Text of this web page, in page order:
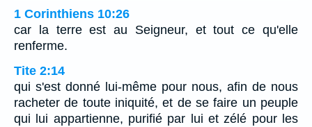
1 Corinthiens 10:26
car la terre est au Seigneur, et tout ce qu'elle
renferme.
Tite 2:14
qui s'est donné lui-même pour nous, afin de nous
racheter de toute iniquité, et de se faire un peuple
qui lui appartienne, purifié par lui et zélé pour les